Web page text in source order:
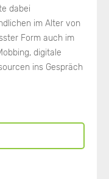
dabei
im Alter von
Form auch im
digitale
ins Gespräch